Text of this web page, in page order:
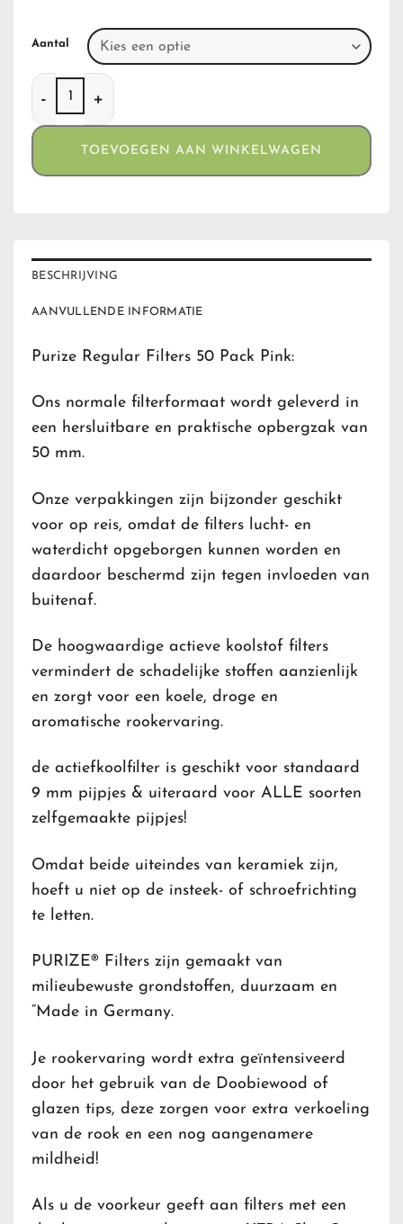
Aantal
Purize Regular Filters 50 Pack Pink aantal
TOEVOEGEN AAN WINKELWAGEN
BESCHRIJVING
AANVULLENDE INFORMATIE
Purize Regular Filters 50 Pack Pink:
Ons normale filterformaat wordt geleverd in
een hersluitbare en praktische opbergzak van
50 mm.
Onze verpakkingen zijn bijzonder geschikt
voor op reis, omdat de filters lucht- en
waterdicht opgeborgen kunnen worden en
daardoor beschermd zijn tegen invloeden van
buitenaf.
De hoogwaardige actieve koolstof filters
vermindert de schadelijke stoffen aanzienlijk
en zorgt voor een koele, droge en
aromatische rookervaring.
de actiefkoolfilter is geschikt voor standaard
9 mm pijpjes & uiteraard voor ALLE soorten
zelfgemaakte pijpjes!
Omdat beide uiteindes van keramiek zijn,
hoeft u niet op de insteek- of schroefrichting
te letten.
PURIZE® Filters zijn gemaakt van
milieubewuste grondstoffen, duurzaam en
“Made in Germany.
Je rookervaring wordt extra geïntensiveerd
door het gebruik van de Doobiewood of
glazen tips, deze zorgen voor extra verkoeling
van de rook en een nog aangenamere
mildheid!
Als u de voorkeur geeft aan filters met een